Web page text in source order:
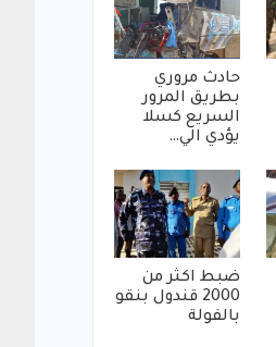
حادث مروري
بطريق المرور
السريع كسلا
يؤدي الي…
ضبط اكثر من
2000 قندول بنقو
بالفولة